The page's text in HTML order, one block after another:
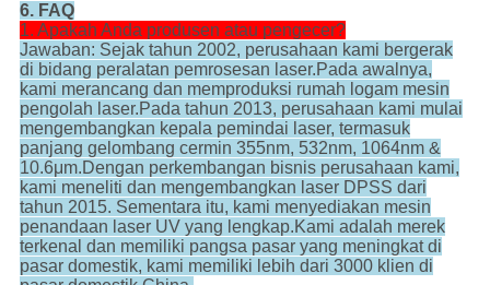
6. FAQ
1. Apakah Anda produsen atau pengecer?
Jawaban: Sejak tahun 2002, perusahaan kami bergerak
di bidang peralatan pemrosesan laser.Pada awalnya,
kami merancang dan memproduksi rumah logam mesin
pengolah laser.Pada tahun 2013, perusahaan kami mulai
mengembangkan kepala pemindai laser, termasuk
panjang gelombang cermin 355nm, 532nm, 1064nm &
10.6μm.Dengan perkembangan bisnis perusahaan kami,
kami meneliti dan mengembangkan laser DPSS dari
tahun 2015. Sementara itu, kami menyediakan mesin
penandaan laser UV yang lengkap.Kami adalah merek
terkenal dan memiliki pangsa pasar yang meningkat di
pasar domestik, kami memiliki lebih dari 3000 klien di